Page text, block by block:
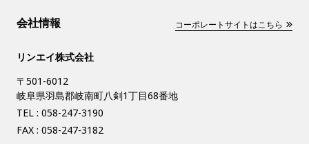
会社情報 コーポレートサイトはこちら
リンエイ株式会社
〒501-6012
岐阜県羽島郡岐南町八剣1丁目68番地
TEL : 058-247-3190
FAX : 058-247-3182